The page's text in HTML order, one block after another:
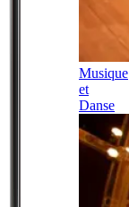
Musique
et
Danse